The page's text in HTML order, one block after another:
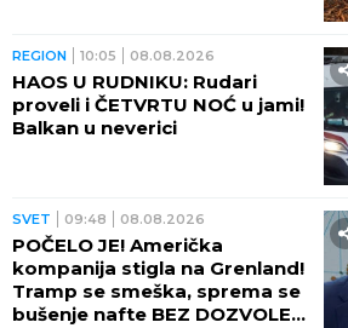
REGION 10:05 08.08.2026
HAOS U RUDNIKU: Rudari
proveli i ČETVRTU NOĆ u jami!
Balkan u neverici
SVET 09:48 08.08.2026
POČELO JE! Američka
kompanija stigla na Grenland!
Tramp se smeška, sprema se
bušenje nafte BEZ DOZVOLE